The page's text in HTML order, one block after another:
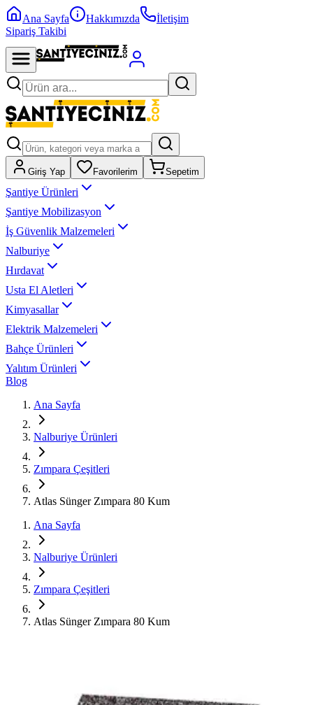
Ana Sayfa Hakkımızda
İletişim
Sipariş Takibi
Giriş Yap Favorilerim Sepetim
Şantiye Ürünleri
Şantiye Mobilizasyon
İş Güvenlik Malzemeleri
Nalburiye
Hırdavat
Usta El Aletleri
Kimyasallar
Elektrik Malzemeleri
Bahçe Ürünleri
Yalıtım Ürünleri
Blog
Ana Sayfa
Nalburiye Ürünleri
Zımpara Çeşitleri
Atlas Sünger Zımpara 80 Kum
Ana Sayfa
Nalburiye Ürünleri
Zımpara Çeşitleri
Atlas Sünger Zımpara 80 Kum